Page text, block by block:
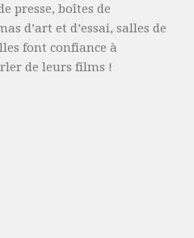
presse, boîtes de
d’art et d’essai, salles de
font confiance à
de leurs films !